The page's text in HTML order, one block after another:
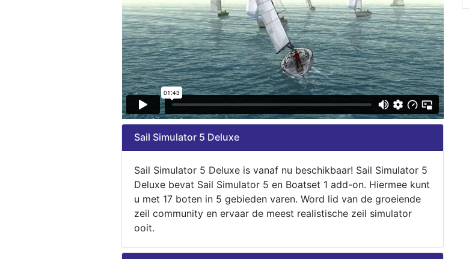
Sail Simulator 5 Deluxe
Sail Simulator 5 Deluxe is vanaf nu beschikbaar! Sail Simulator 5
Deluxe bevat Sail Simulator 5 en Boatset 1 add-on. Hiermee kunt
u met 17 boten in 5 gebieden varen. Word lid van de groeiende
zeil community en ervaar de meest realistische zeil simulator
ooit.